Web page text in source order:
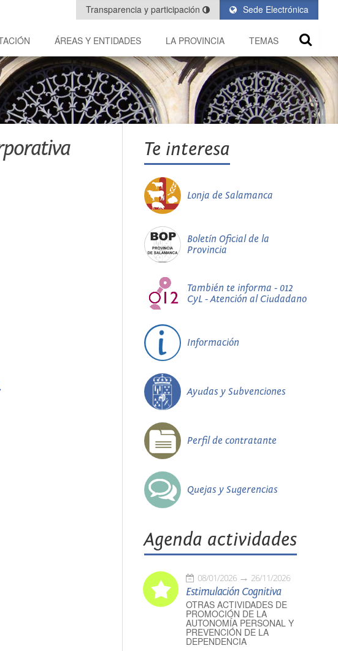
Sede Electrónica
Transparencia y participación
ÁREAS Y ENTIDADES LA PROVINCIA TEMAS
Te interesa
Lonja de Salamanca
Boletín Oficial de la
Provincia
También te informa - 012
CyL - Atención al Ciudadano
Información
Ayudas y Subvenciones
Perfil de contratante
Quejas y Sugerencias
Agenda actividades
08/01/2026 26/11/2026
Estimulación Cognitiva
OTRAS ACTIVIDADES DE
PROMOCIÓN DE LA
AUTONOMÍA PERSONAL Y
PREVENCIÓN DE LA
DEPENDENCIA